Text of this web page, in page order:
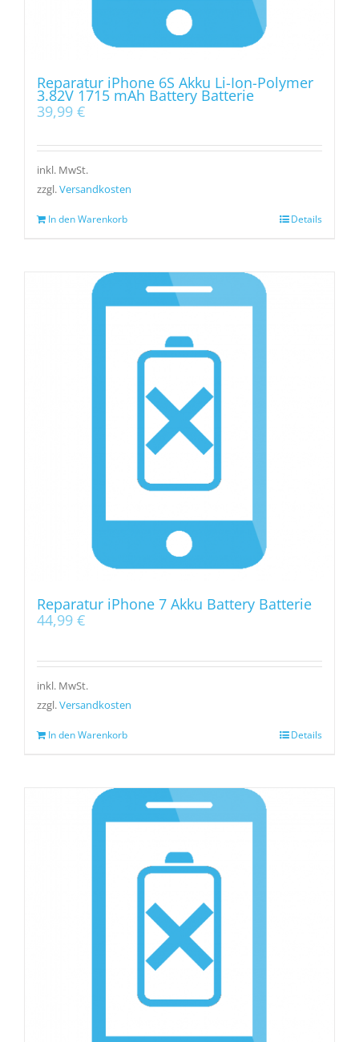
Reparatur iPhone 6S Akku Li-Ion-Polymer
3.82V 1715 mAh Battery Batterie
39,99 €
inkl. MwSt.
zzgl.Versandkosten
In den Warenkorb Details
Reparatur iPhone 7 Akku Battery Batterie
44,99 €
inkl. MwSt.
zzgl.Versandkosten
In den Warenkorb Details